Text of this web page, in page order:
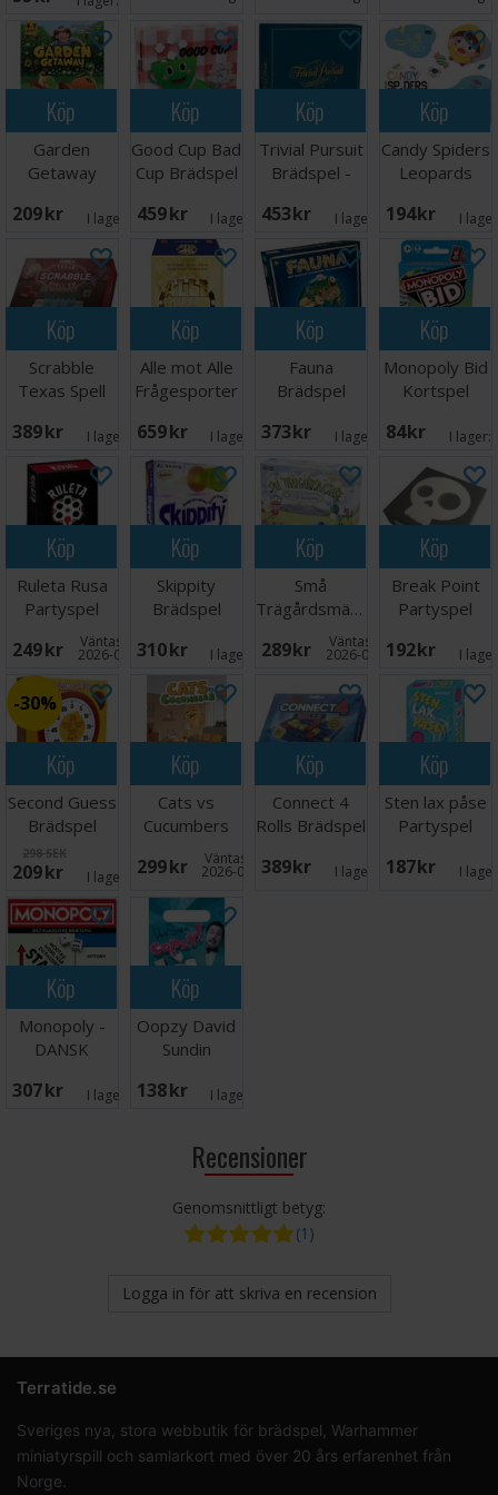
Köp
Garden
Getaway
209 SEK I lager: 2
Köp
Good Cup Bad
Cup Brädspel
459 SEK I lager: 1
Köp
Trivial Pursuit
Brädspel -
453 SEK I lager:
Köp
Candy Spiders
Leopards
194 SEK I
Köp
Scrabble
Texas Spell
389 SEK I lager: 2
Köp
Alle mot Alle
Frågesporter
659 SEK I lager: 1
Köp
Fauna
Brädspel
373 SEK I lager: 3
Köp
Monopoly Bid
Kortspel
84 SEK I lager:
Köp
Ruleta Rusa
Partyspel
249 SEK Väntas in:
2026-09-30
Köp
Skippity
Brädspel
310 SEK I lager: 9
Köp
Små
Trägårdsmästare
Brädspel
289 SEK Väntas in:
2026-09-30
Köp
Break Point
Partyspel
192 SEK I
Köp
30%
Second Guess
Brädspel
298 SEK
209 SEK I lager: 5
Köp
Cats vs
Cucumbers
Brädspel
299 SEK Väntas in:
2026-09-30
Köp
Connect 4
Rolls Brädspel
389 SEK I lager:
Köp
Sten lax påse
Partyspel
187 SEK I
Köp
Monopoly -
DANSK
307 SEK I lager:
Köp
Oopzy David
Sundin
138 SEK I lager:
Recensioner
Genomsnittligt betyg:
(1)
Logga in för att skriva en recension
Terratide.se
Sveriges nya, stora webbutik för brädspel, Warhammer
miniatyrspill och samlarkort med över 20 års erfarenhet från
Norge.